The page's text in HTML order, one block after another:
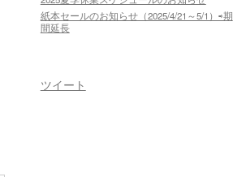
紙本セールのお知らせ（2025/4/21～5/1）⇨期
間延長
ツイート